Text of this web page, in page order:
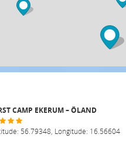
CAMP EKERUM – ÖLAND
56.79348, Longitude: 16.56604